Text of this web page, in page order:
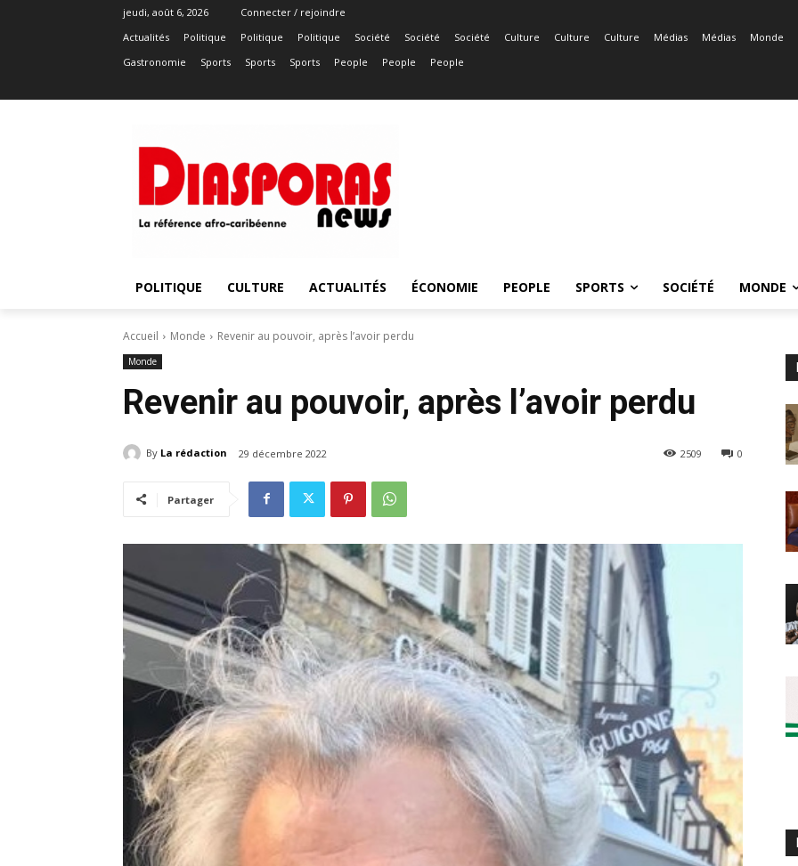
jeudi, août 6, 2026
Connecter / rejoindre
Actualités
Politique Politique Politique Société Société Société Culture Culture Culture Médias Médias Monde
Gastronomie
Sports Sports Sports People People People
POLITIQUE CULTURE ACTUALITÉS ÉCONOMIE PEOPLE SPORTS SOCIÉTÉ MONDE
Accueil Monde Revenir au pouvoir, après l’avoir perdu
Monde
Revenir au pouvoir, après l’avoir perdu
By La rédaction 29 décembre 2022 0
2509
Partager